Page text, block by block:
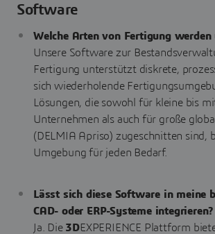
Software
Welche Arten von Fertigung
Unsere Software zur
Fertigung unterstützt diskrete,
sich wiederholende
Lösungen, die sowohl für kleine bis
Unternehmen als auch für große
(DELMIA Apriso) zugeschnitten sind,
Umgebung für jeden Bedarf.
Lässt sich diese Software in meine
CAD- oder ERP-Systeme integrieren?
Ja. Die 3DEXPERIENCE Plattform